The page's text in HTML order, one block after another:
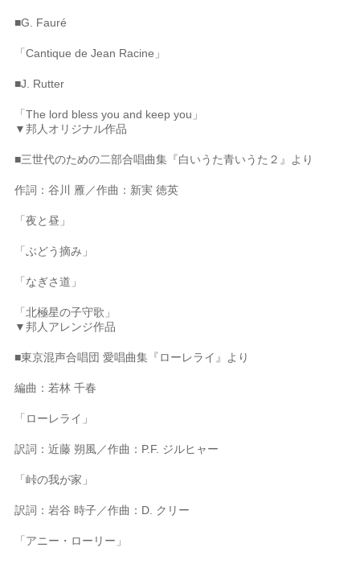
■G. Fauré
「Cantique de Jean Racine」
■J. Rutter
「The lord bless you and keep you」
▼邦人オリジナル作品
■三世代のための二部合唱曲集『白いうた青いうた２』より
作詞：谷川 雁／作曲：新実 徳英
「夜と昼」
「ぶどう摘み」
「なぎさ道」
「北極星の子守歌」
▼邦人アレンジ作品
■東京混声合唱団 愛唱曲集『ローレライ』より
編曲：若林 千春
「ローレライ」
訳詞：近藤 朔風／作曲：P.F. ジルヒャー
「峠の我が家」
訳詞：岩谷 時子／作曲：D. クリー
「アニー・ローリー」